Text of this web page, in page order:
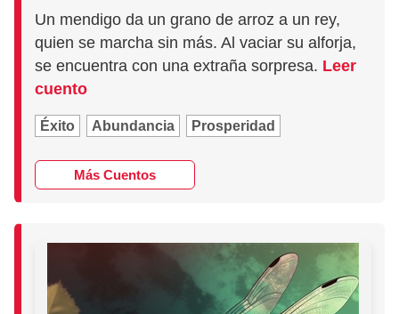
Un mendigo da un grano de arroz a un rey,
quien se marcha sin más. Al vaciar su alforja,
se encuentra con una extraña sorpresa. Leer
cuento
Éxito Abundancia Prosperidad
Más Cuentos